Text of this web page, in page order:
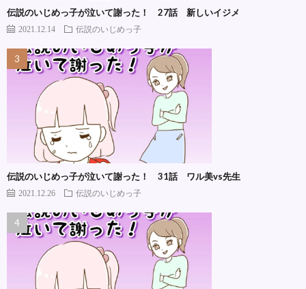
伝説のいじめっ子が泣いて謝った！ 27話 新しいイジメ
2021.12.14 伝説のいじめっ子
伝説のいじめっ子が泣いて謝った！ 31話 ワル美vs先生
2021.12.26 伝説のいじめっ子